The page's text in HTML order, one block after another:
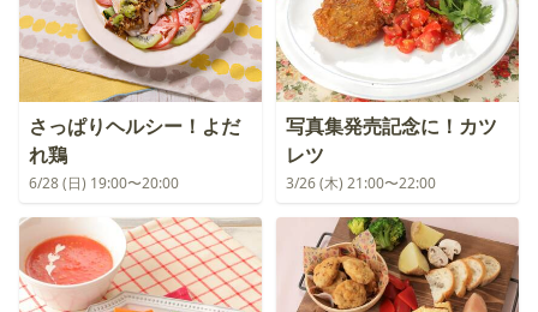
さっぱりヘルシー！よだ
れ鶏
6/28 (日) 19:00〜20:00
写真集発売記念に！カツ
レツ
3/26 (木) 21:00〜22:00